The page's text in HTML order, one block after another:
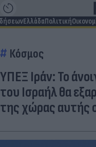
ΕλλάδαΠολιτική
Κόσμος
ΥΠΕΞ Ιράν: Το
του Ισραήλ θα
της χώρας αυτής